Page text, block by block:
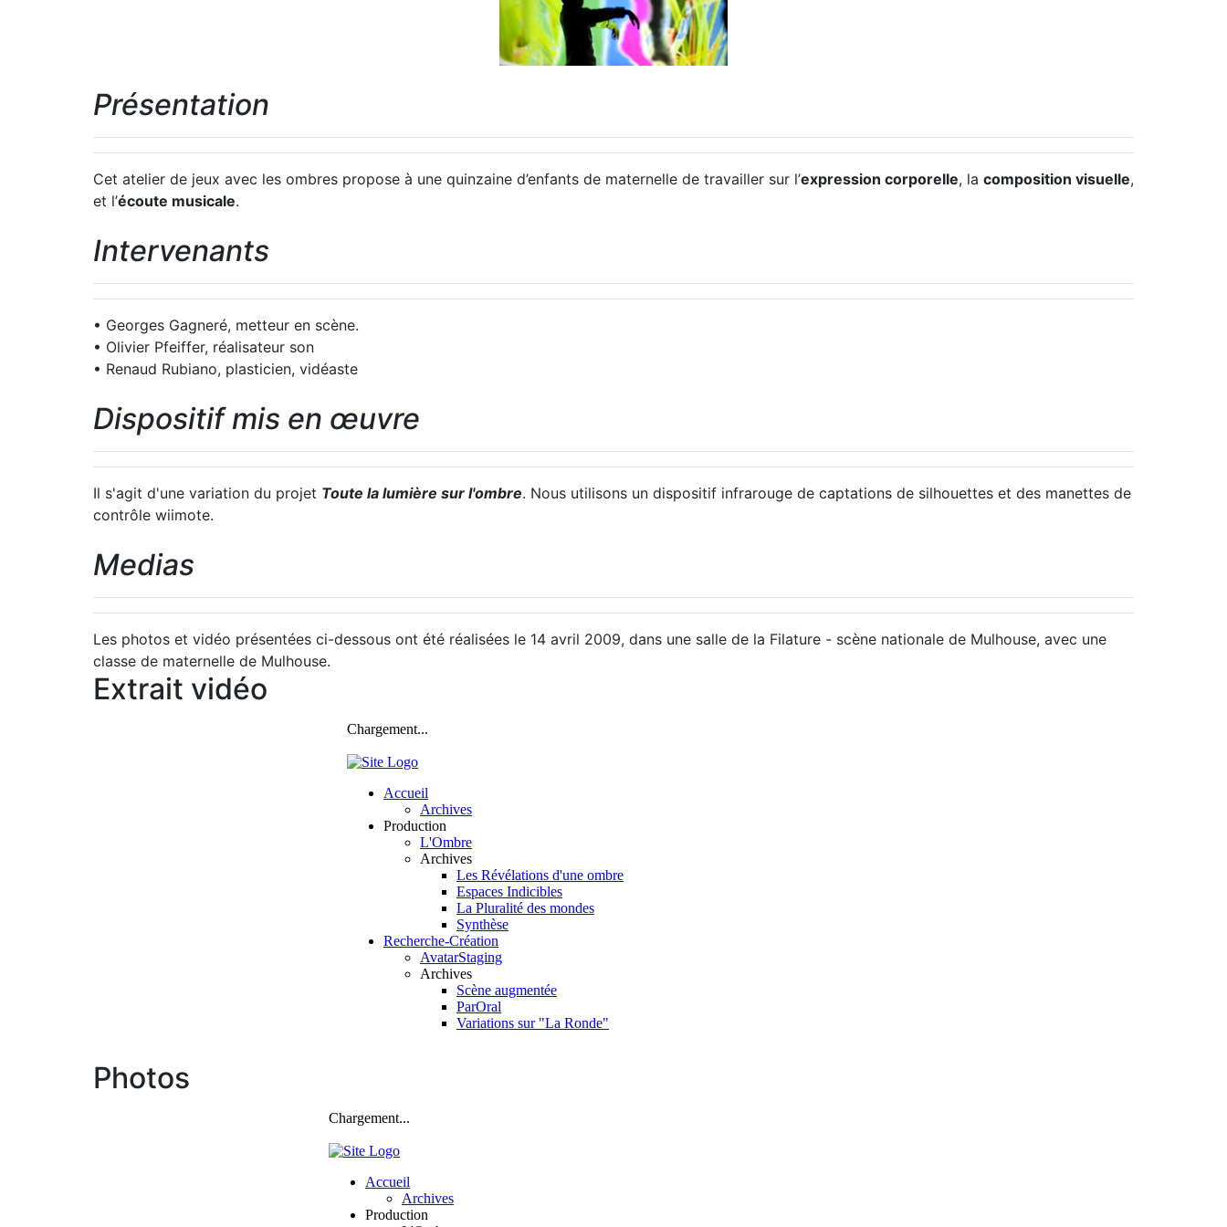
Présentation
Cet atelier de jeux avec les ombres propose à une quinzaine d’enfants de maternelle de travailler sur l’expression corporelle, la composition visuelle,
et l’écoute musicale.
Intervenants
• Georges Gagneré, metteur en scène.
• Olivier Pfeiffer, réalisateur son
• Renaud Rubiano, plasticien, vidéaste
Dispositif mis en œuvre
Il s'agit d'une variation du projet Toute la lumière sur l'ombre. Nous utilisons un dispositif infrarouge de captations de silhouettes et des manettes de
contrôle wiimote.
Medias
Les photos et vidéo présentées ci-dessous ont été réalisées le 14 avril 2009, dans une salle de la Filature - scène nationale de Mulhouse, avec une
classe de maternelle de Mulhouse.
Extrait vidéo
Photos